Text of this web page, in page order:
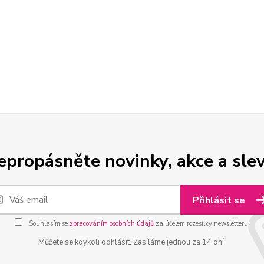
novinky, akce a
Přihlásit se
Souhlasím se zpracováním osobních údajůza účelem rozesílky newsletteru.
Můžete se kdykoli odhlásit. Zasíláme jednou za 14 dní.